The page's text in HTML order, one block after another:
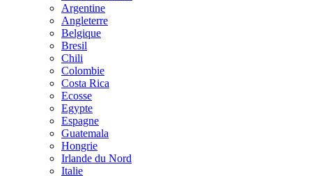
Argentine
Angleterre
Belgique
Bresil
Chili
Colombie
Costa Rica
Ecosse
Egypte
Espagne
Guatemala
Hongrie
Irlande du Nord
Italie